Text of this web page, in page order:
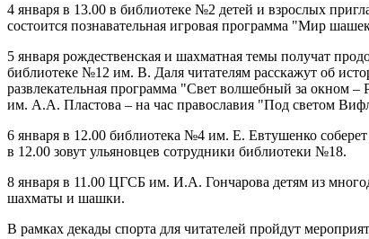
4 января в 13.00 в библиотеке №2 детей и взрослых
состоится познавательная игровая программа "Мир
5 января рождественская и шахматная темы получат
библиотеке №12 им. В. Даля читателям расскажут об
развлекательная программа "Свет волшебный за окном
им. А.А. Пластова – на час православия "Под светом
6 января в 12.00 библиотека №4 им. Е. Евтушенко
в 12.00 зовут ульяновцев сотрудники библиотеки №18.
8 января в 11.00 ЦГСБ им. И.А. Гончарова детям из
шахматы и шашки.
В рамках декады спорта для читателей пройдут